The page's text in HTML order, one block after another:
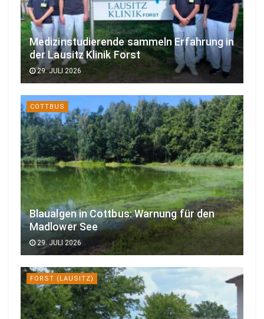
Medizinstudierende sammeln Erfahrung in
der Lausitz Klinik Forst
29. JULI 2026
COTTBUS
Blaualgen in Cottbus: Warnung für den
Madlower See
29. JULI 2026
FORST (LAUSITZ)